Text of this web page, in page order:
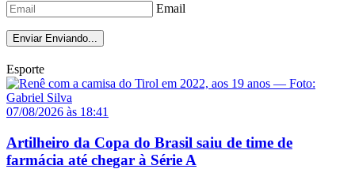
Email
Enviar Enviando...
Esporte
07/08/2026 às 18:41
Artilheiro da Copa do Brasil saiu de time de
farmácia até chegar à Série A